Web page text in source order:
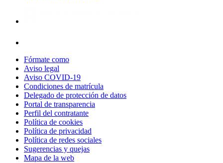
Fórmate como
Aviso legal
Aviso COVID-19
Condiciones de matrícula
Delegado de protección de datos
Portal de transparencia
Perfil del contratante
Política de cookies
Política de privacidad
Política de redes sociales
Sugerencias y quejas
Mapa de la web